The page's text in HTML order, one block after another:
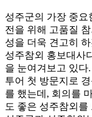
성주군의 가장 중
전을 위해 고품질
성을 더욱 견고히
성주참외 홍보대사
을 눈여겨보고 있다
투어 첫 방문지로
를 했는데, 회의를
도 좋은 성주참외를